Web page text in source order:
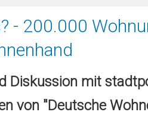
- 200.000
Diskussion mit
von "Deutsche